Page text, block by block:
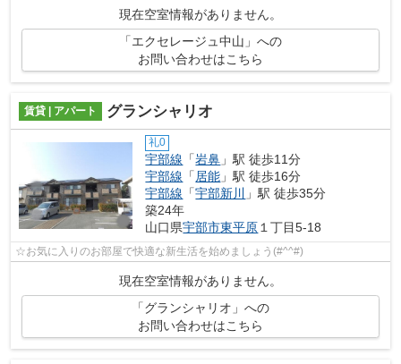
現在空室情報がありません。
「エクセレージュ中山」への
お問い合わせはこちら
賃貸 | アパート グランシャリオ
礼0
宇部線 「岩鼻 」駅 徒歩11分
宇部線 「 居能 」駅 徒歩16分
宇部線 「宇部新川
」駅 徒歩35分
築24年
山口県宇部市東平原 １丁目5-18
☆お気に入りのお部屋で快適な新生活を始めましょう(#^^#)
現在空室情報がありません。
「グランシャリオ」への
お問い合わせはこちら